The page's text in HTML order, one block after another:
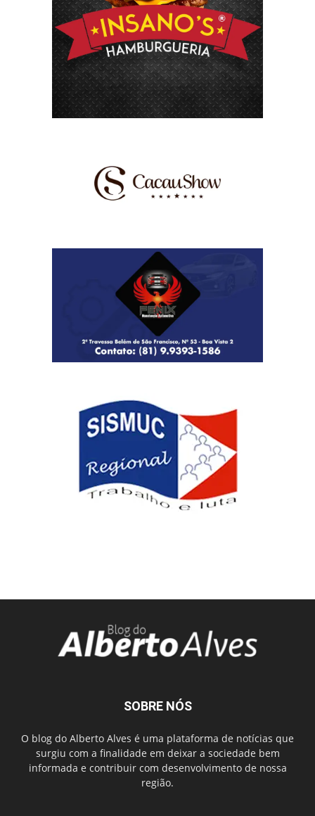
SOBRE NÓS
O blog do Alberto Alves é uma plataforma de notícias que
surgiu com a finalidade em deixar a sociedade bem
informada e contribuir com desenvolvimento de nossa
região.